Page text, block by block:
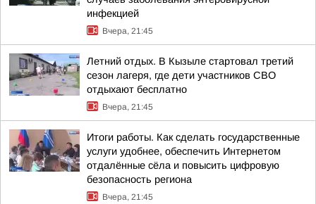
инфекцией
Вчера, 21:45
Летний отдых. В Кызыле стартовал третий
сезон лагеря, где дети участников СВО
отдыхают бесплатно
Вчера, 21:45
Итоги работы. Как сделать государственные
услуги удобнее, обеспечить Интернетом
отдалённые сёла и повысить цифровую
безопасность региона
Вчера, 21:45